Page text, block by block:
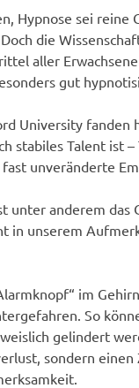
Hypnose sei reine
die
aller
gut
University fanden
stabiles Talent ist
unveränderte
anderem das
in unserem
im
So
gelindert
sondern einen
Hypnose
Praxis